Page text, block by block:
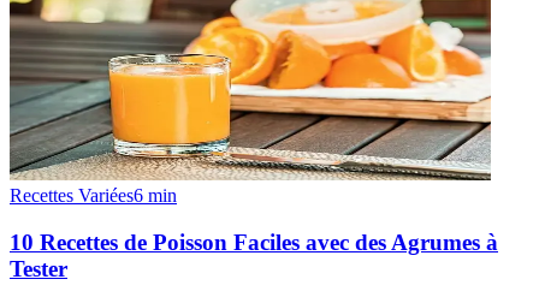
Recettes Variées6 min
10 Recettes de Poisson Faciles avec des Agrumes à
Tester